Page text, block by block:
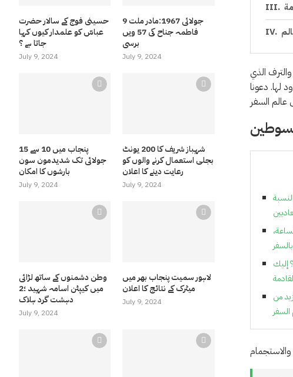
والترف الذي
لها. دعونا
هل تؤثر التضخم على خطط سفرك لعام 2022؟ إليك
من
حسینی فوج کے سالار حضرت
عباسّ کو علمدار کیوں کہا
جاتا ہے ؟
July 9, 2024
9 جولائی 1967:مادر ملت
فاطمہ جناح کی 57 ویں
برسی
July 9, 2024
پنجاب میں 10 سے 15
جولائی تک شدیدمون سون
بارشوں کا امکان
July 9, 2024
شہباز شریف کا 200 یونٹ
بجلی استعمال کرنے والوں کو
رعایت دینے کا اعلان
July 9, 2024
وطن دشمنوں کے ساتھ لڑائی
میں کیپٹن اسامہ شہید ؛2
دہشت گرد ہلاک
July 9, 2024
لاہور سمیت پنجاب بھر میں
میٹرک کے نتائج کا اعلان
July 9, 2024